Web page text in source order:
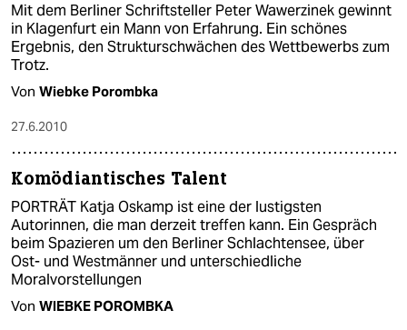
Mit dem Berliner Schriftsteller Peter Wawerzinek gewinnt
in Klagenfurt ein Mann von Erfahrung. Ein schönes
Ergebnis, den Strukturschwächen des Wettbewerbs zum
Trotz.
Von Wiebke Porombka
27.6.2010
Komödiantisches Talent
PORTRÄT Katja Oskamp ist eine der lustigsten
Autorinnen, die man derzeit treffen kann. Ein Gespräch
beim Spazieren um den Berliner Schlachtensee, über
Ost- und Westmänner und unterschiedliche
Moralvorstellungen
Von WIEBKE POROMBKA